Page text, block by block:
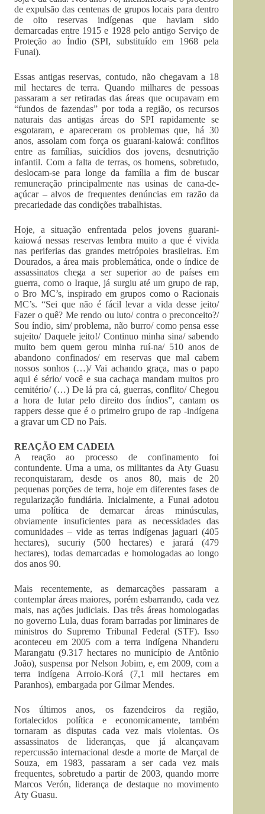
de expulsão das centenas de grupos locais para dentro
de oito reservas indígenas que haviam sido
demarcadas entre 1915 e 1928 pelo antigo Serviço de
Proteção ao Índio (SPI, substituído em 1968 pela
Funai).
Essas antigas reservas, contudo, não chegavam a 18
mil hectares de terra. Quando milhares de pessoas
passaram a ser retiradas das áreas que ocupavam em
“fundos de fazendas” por toda a região, os recursos
naturais das antigas áreas do SPI rapidamente se
esgotaram, e apareceram os problemas que, há 30
anos, assolam com força os guarani-kaiowá: conflitos
entre as famílias, suicídios dos jovens, desnutrição
infantil. Com a falta de terras, os homens, sobretudo,
deslocam-se para longe da família a fim de buscar
remuneração principalmente nas usinas de cana-de-
açúcar – alvos de frequentes denúncias em razão da
precariedade das condições trabalhistas.
Hoje, a situação enfrentada pelos jovens guarani-
kaiowá nessas reservas lembra muito a que é vivida
nas periferias das grandes metrópoles brasileiras. Em
Dourados, a área mais problemática, onde o índice de
assassinatos chega a ser superior ao de países em
guerra, como o Iraque, já surgiu até um grupo de rap,
o Bro MC’s, inspirado em grupos como o Racionais
MC’s. “Sei que não é fácil levar a vida desse jeito/
Fazer o quê? Me rendo ou luto/ contra o preconceito?/
Sou índio, sim/ problema, não burro/ como pensa esse
sujeito/ Daquele jeito!/ Continuo minha sina/ sabendo
muito bem quem gerou minha ruí-na/ 510 anos de
abandono confinados/ em reservas que mal cabem
nossos sonhos (…)/ Vai achando graça, mas o papo
aqui é sério/ você e sua cachaça mandam muitos pro
cemitério/ (…) De lá pra cá, guerras, conflito/ Chegou
a hora de lutar pelo direito dos índios”, cantam os
rappers desse que é o primeiro grupo de rap -indígena
a gravar um CD no País.
REAÇÃO EM CADEIA
A reação ao processo de confinamento foi
contundente. Uma a uma, os militantes da Aty Guasu
reconquistaram, desde os anos 80, mais de 20
pequenas porções de terra, hoje em diferentes fases de
regularização fundiária. Inicialmente, a Funai adotou
uma política de demarcar áreas minúsculas,
obviamente insuficientes para as necessidades das
comunidades – vide as terras indígenas jaguari (405
hectares), sucuriy (500 hectares) e jarará (479
hectares), todas demarcadas e homologadas ao longo
dos anos 90.
Mais recentemente, as demarcações passaram a
contemplar áreas maiores, porém esbarrando, cada vez
mais, nas ações judiciais. Das três áreas homologadas
no governo Lula, duas foram barradas por liminares de
ministros do Supremo Tribunal Federal (STF). Isso
aconteceu em 2005 com a terra indígena Nhanderu
Marangatu (9.317 hectares no município de Antônio
João), suspensa por Nelson Jobim, e, em 2009, com a
terra indígena Arroio-Korá (7,1 mil hectares em
Paranhos), embargada por Gilmar Mendes.
Nos últimos anos, os fazendeiros da região,
fortalecidos política e economicamente, também
tornaram as disputas cada vez mais violentas. Os
assassinatos de lideranças, que já alcançavam
repercussão internacional desde a morte de Marçal de
Souza, em 1983, passaram a ser cada vez mais
frequentes, sobretudo a partir de 2003, quando morre
Marcos Verón, liderança de destaque no movimento
Aty Guasu.